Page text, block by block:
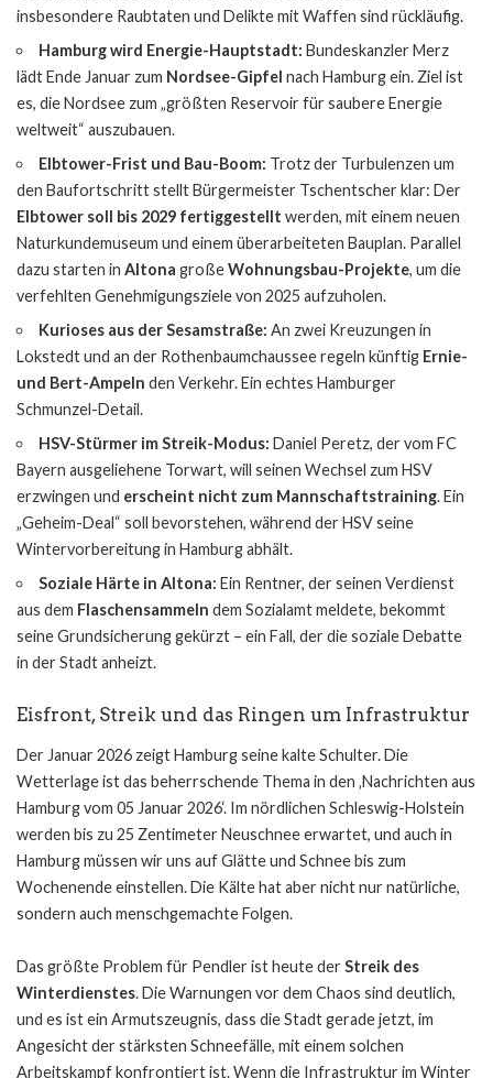
insbesondere Raubtaten und Delikte mit Waffen sind rückläufig.
Hamburg wird Energie-Hauptstadt: Bundeskanzler Merz
lädt Ende Januar zum Nordsee-Gipfel nach Hamburg ein. Ziel ist
es, die Nordsee zum „größten Reservoir für saubere Energie
weltweit“ auszubauen.
Elbtower-Frist und Bau-Boom: Trotz der Turbulenzen um
den Baufortschritt stellt Bürgermeister Tschentscher klar: Der
Elbtower soll bis 2029 fertiggestellt werden, mit einem neuen
Naturkundemuseum und einem überarbeiteten Bauplan. Parallel
dazu starten in Altona großeWohnungsbau-Projekte, um die
verfehlten Genehmigungsziele von 2025 aufzuholen.
Kurioses aus der Sesamstraße: An zwei Kreuzungen in
Lokstedt und an der Rothenbaumchaussee regeln künftig Ernie-
und Bert-Ampeln den Verkehr. Ein echtes Hamburger
Schmunzel-Detail.
HSV-Stürmer im Streik-Modus: Daniel Peretz, der vom FC
Bayern ausgeliehene Torwart, will seinen Wechsel zum HSV
erzwingen und erscheint nicht zum Mannschaftstraining. Ein
„Geheim-Deal“ soll bevorstehen, während der HSV seine
Wintervorbereitung in Hamburg abhält.
Soziale Härte in Altona: Ein Rentner, der seinen Verdienst
aus dem Flaschensammeln dem Sozialamt meldete, bekommt
seine Grundsicherung gekürzt – ein Fall, der die soziale Debatte
in der Stadt anheizt.
Eisfront, Streik und das Ringen um Infrastruktur
Der Januar 2026 zeigt Hamburg seine kalte Schulter. Die
Wetterlage ist das beherrschende Thema in den ‚Nachrichten aus
Hamburg vom 05 Januar 2026‘. Im nördlichen Schleswig-Holstein
werden bis zu 25 Zentimeter Neuschnee erwartet, und auch in
Hamburg müssen wir uns auf Glätte und Schnee bis zum
Wochenende einstellen. Die Kälte hat aber nicht nur natürliche,
sondern auch menschgemachte Folgen.
Das größte Problem für Pendler ist heute derStreik des
Winterdienstes. Die Warnungen vor dem Chaos sind deutlich,
und es ist ein Armutszeugnis, dass die Stadt gerade jetzt, im
Angesicht der stärksten Schneefälle, mit einem solchen
Arbeitskampf konfrontiert ist. Wenn die Infrastruktur im Winter